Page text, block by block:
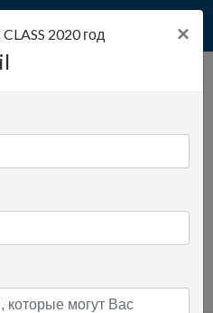
2A - Biuro C |
Спросить опекуна
×
2020 год